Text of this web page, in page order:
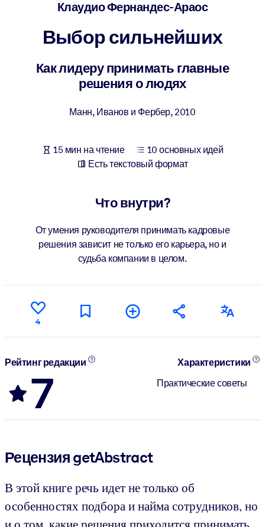
ПО СИСТЕМАМ
Интегрируйте краткие проверенные знания в вашу LMS/LXP для
лучших результатов обучения.
Для корпоративных библиотек
Для ИИ-систем
Клаудио Фернандес-Араос
Выбор сильнейших
Как лидеру принимать главные
решения о людях
Манн, Иванов и Фербер,2010
15 мин на чтение
10 основных идей
Есть текстовый формат
Что внутри?
От умения руководителя принимать кадровые
решения зависит не только его карьера, но и
судьба компании в целом.
4
Рейтинг редакции
7
Характеристики
Практические советы
Рецензия getAbstract
В этой книге речь идет не только об
особенностях подбора и найма сотрудников, но